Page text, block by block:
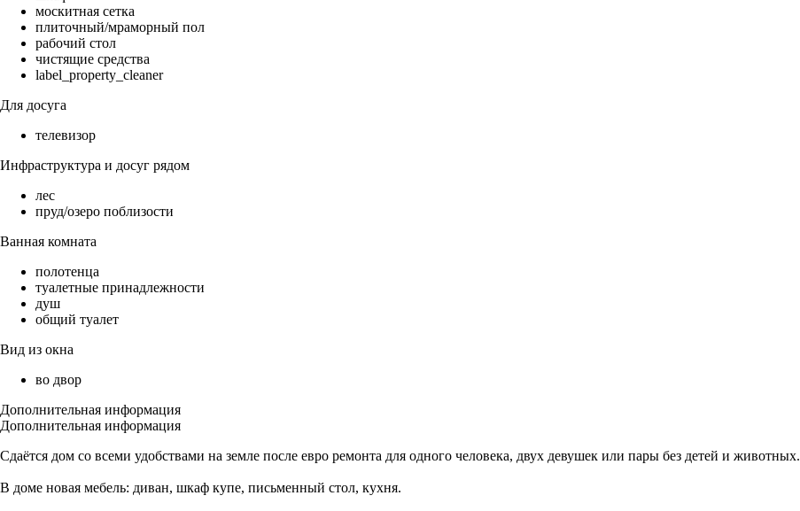
москитная сетка
плиточный/мраморный пол
рабочий стол
чистящие средства
label_property_cleaner
Для досуга
телевизор
Инфраструктура и досуг рядом
лес
пруд/озеро поблизости
Ванная комната
полотенца
туалетные принадлежности
душ
общий туалет
Вид из окна
во двор
Дополнительная информация
Дополнительная информация
Сдаётся дом со всеми удобствами на земле после евро ремонта для одного человека, двух девушек или пары без детей и животных.
В доме новая мебель: диван, шкаф купе, письменный стол, кухня.